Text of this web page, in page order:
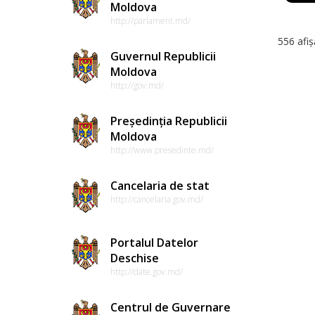
Moldova
http://parlament.md/
Guvernul Republicii
Moldova
http://gov.md/
Președinția Republicii
Moldova
http://www.presedinte.md/
Cancelaria de stat
http://cancelaria.gov.md/
Portalul Datelor
Deschise
http://date.gov.md/
Centrul de Guvernare
556